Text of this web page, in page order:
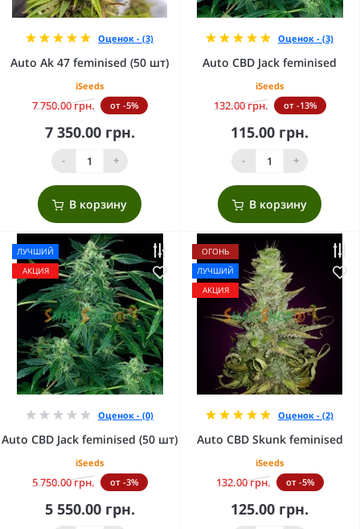
Оценок - (3)
Auto Ak 47 feminised (50 шт)
iSeeds
7 750.00 грн. от -5%
7 350.00 грн.
- +
В корзину
Оценок - (3)
Auto CBD Jack feminised
iSeeds
132.00 грн. от -13%
115.00 грн.
- +
В корзину
ЛУЧШИЙ
АКЦИЯ
Оценок - (0)
Auto CBD Jack feminised (50 шт)
iSeeds
5 750.00 грн. от -3%
5 550.00 грн.
ОГОНЬ
ЛУЧШИЙ
АКЦИЯ
Оценок - (2)
Auto CBD Skunk feminised
iSeeds
132.00 грн. от -5%
125.00 грн.